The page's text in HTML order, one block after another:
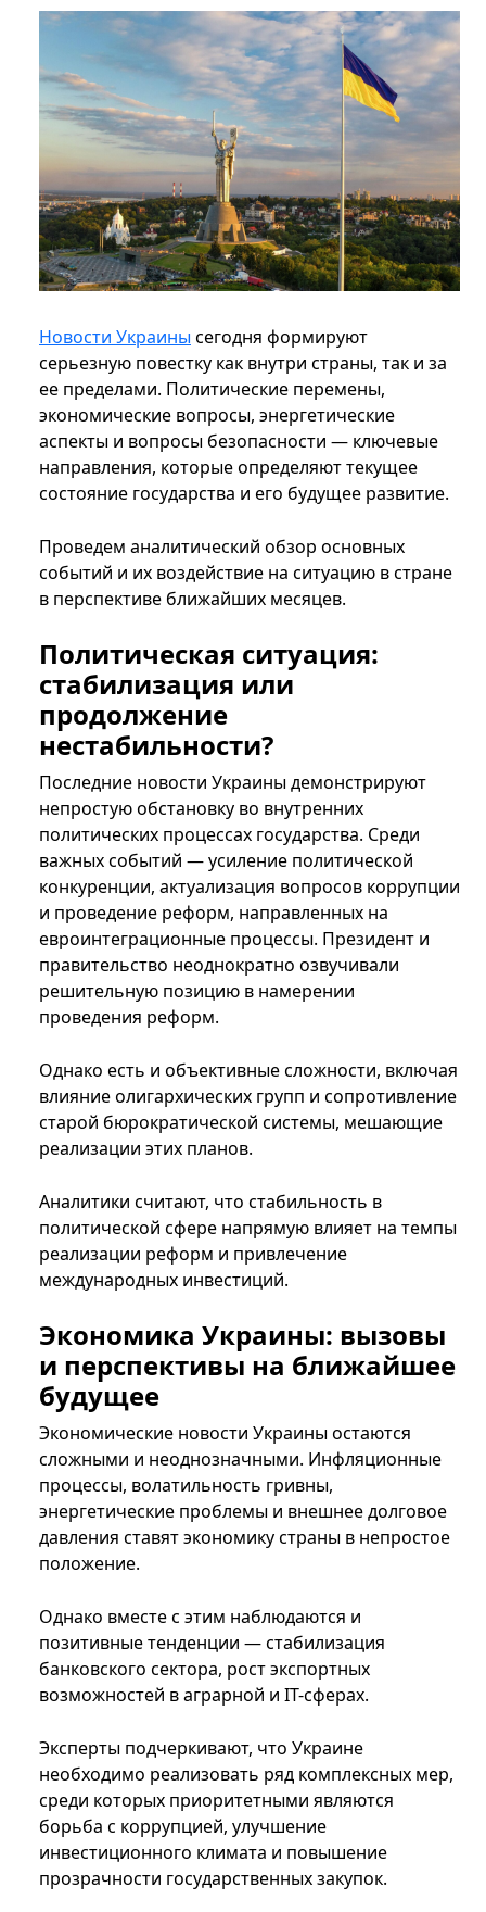
Новости Украины сегодня формируют
серьезную повестку как внутри страны, так и за
ее пределами. Политические перемены,
экономические вопросы, энергетические
аспекты и вопросы безопасности — ключевые
направления, которые определяют текущее
состояние государства и его будущее развитие.
Проведем аналитический обзор основных
событий и их воздействие на ситуацию в стране
в перспективе ближайших месяцев.
Политическая ситуация:
стабилизация или
продолжение
нестабильности?
Последние новости Украины демонстрируют
непростую обстановку во внутренних
политических процессах государства. Среди
важных событий — усиление политической
конкуренции, актуализация вопросов коррупции
и проведение реформ, направленных на
евроинтеграционные процессы. Президент и
правительство неоднократно озвучивали
решительную позицию в намерении
проведения реформ.
Однако есть и объективные сложности, включая
влияние олигархических групп и сопротивление
старой бюрократической системы, мешающие
реализации этих планов.
Аналитики считают, что стабильность в
политической сфере напрямую влияет на темпы
реализации реформ и привлечение
международных инвестиций.
Экономика Украины: вызовы
и перспективы на ближайшее
будущее
Экономические новости Украины остаются
сложными и неоднозначными. Инфляционные
процессы, волатильность гривны,
энергетические проблемы и внешнее долговое
давления ставят экономику страны в непростое
положение.
Однако вместе с этим наблюдаются и
позитивные тенденции — стабилизация
банковского сектора, рост экспортных
возможностей в аграрной и IT-сферах.
Эксперты подчеркивают, что Украине
необходимо реализовать ряд комплексных мер,
среди которых приоритетными являются
борьба с коррупцией, улучшение
инвестиционного климата и повышение
прозрачности государственных закупок.